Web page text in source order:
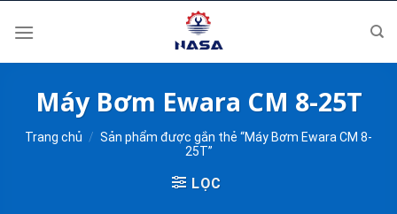
Máy Bơm Ewara CM 8-25T
Trang chủ / Sản phẩm được gắn thẻ “Máy Bơm Ewara CM 8-
25T”
LỌC